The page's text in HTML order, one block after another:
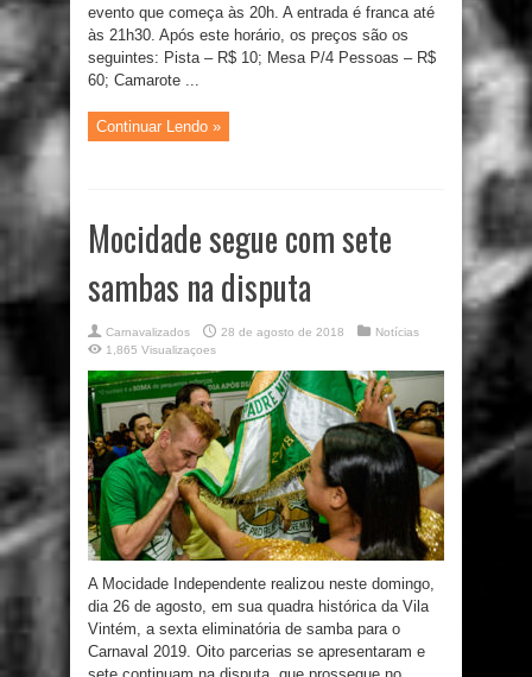
evento que começa às 20h. A entrada é franca até
às 21h30. Após este horário, os preços são os
seguintes: Pista – R$ 10; Mesa P/4 Pessoas – R$
60; Camarote ...
Continuar Lendo »
Mocidade segue com sete
sambas na disputa
Carnavalizados 28 de agosto de 2018
Notícias
1,865 Visualizaçoes
A Mocidade Independente realizou neste domingo,
dia 26 de agosto, em sua quadra histórica da Vila
Vintém, a sexta eliminatória de samba para o
Carnaval 2019. Oito parcerias se apresentaram e